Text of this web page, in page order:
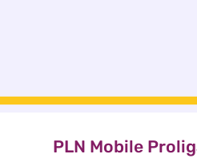
PLN Mobile